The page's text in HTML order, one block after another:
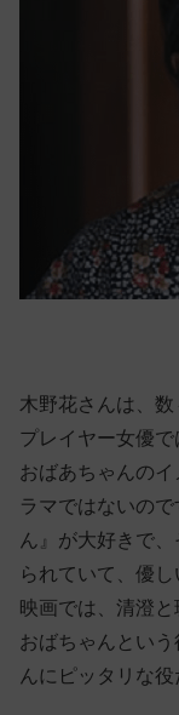
木野花さんは、
プレイヤー女優で
おばあちゃんの
ラマではないの
ん』が大好きで
られていて、優
映画では、清澄
おばちゃんとい
んにピッタリな役